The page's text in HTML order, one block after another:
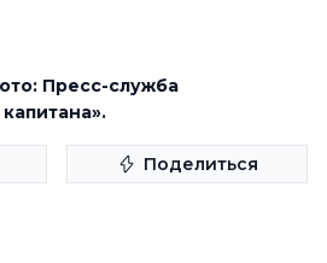
Пресс-служба
Поделиться